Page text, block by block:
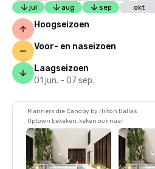
jul
aug sep okt
Hoogseizoen
Voor- en naseizoen
Laagseizoen
01 jun. - 07 sep.
Planners die Canopy by Hilton Dallas
Uptown bekeken, keken ook naar